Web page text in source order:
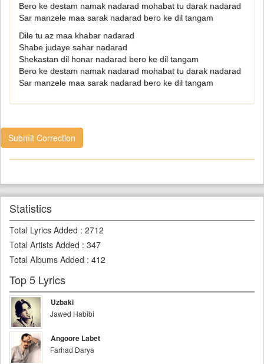
Bero ke destam namak nadarad mohabat tu darak nadarad
Sar manzele maa sarak nadarad bero ke dil tangam
Dile tu az maa khabar nadarad
Shabe judaye sahar nadarad
Shekastan dil honar nadarad bero ke dil tangam
Bero ke destam namak nadarad mohabat tu darak nadarad
Sar manzele maa sarak nadarad bero ke dil tangam
Submit Correction
Statistics
Total Lyrics Added : 2712
Total Artists Added : 347
Total Albums Added : 412
Top 5 Lyrics
Uzbaki
Jawed Habibi
Angoore Labet
Farhad Darya